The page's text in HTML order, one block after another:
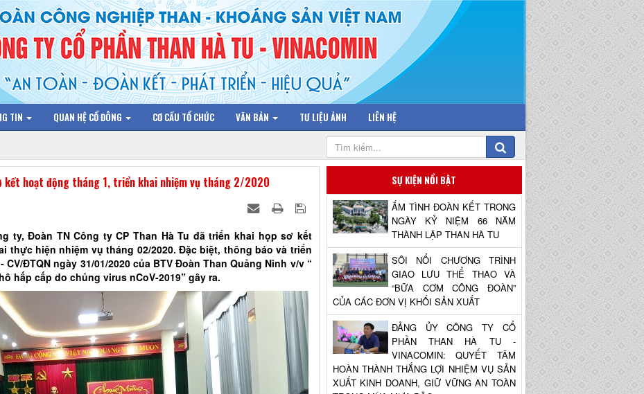
TIN QUAN HỆ CỔ ĐÔNG CƠ CẤU TỔ CHỨC VĂN BẢN TƯ LIỆU ẢNH LIÊN HỆ
kết hoạt động tháng 1, triển khai nhiệm vụ tháng 2/2020
ty, Đoàn TN Công ty CP Than Hà Tu đã triển khai họp sơ kết
thực hiện nhiệm vụ tháng 02/2020. Đặc biệt, thông báo và triển
ĐTQN ngày 31/01/2020 của BTV Đoàn Than Quảng Ninh v/v “
hấp cấp do chủng virus nCoV-2019” gây ra.
SỰ KIỆN NỔI BẬT
ẤM TÌNH ĐOÀN KẾT TRONG
NGÀY KỶ NIỆM 66 NĂM
THÀNH LẬP THAN HÀ TU
SÔI NỔI CHƯƠNG TRÌNH
GIAO LƯU THỂ THAO VÀ
“BỮA CƠM CÔNG ĐOÀN”
CỦA CÁC ĐƠN VỊ KHỐI SẢN XUẤT
ĐẢNG ỦY CÔNG TY CỔ
PHẦN THAN HÀ TU -
VINACOMIN: QUYẾT TÂM
HOÀN THÀNH THẮNG LỢI NHIỆM VỤ SẢN
XUẤT KINH DOANH, GIỮ VỮNG AN TOÀN